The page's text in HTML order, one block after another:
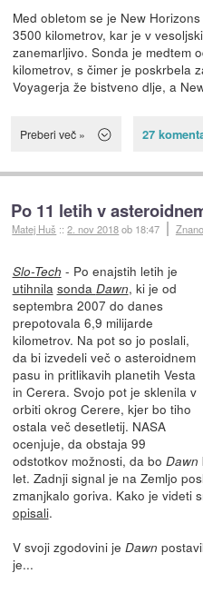
Med obletom se je New
3500 kilometrov, kar je v
zanemarljivo. Sonda je medtem
kilometrov, s čimer je poskrbela
Voyagerja že bistveno dlje, a
Preberi več » 27
Po 11 letih v
Matej Huš ::2. nov 2018ob 18:47
Slo-Tech - Po enajstih letih je
utihnila sonda Dawn, ki je od
septembra 2007 do danes
prepotovala 6,9 milijarde
kilometrov. Na pot so jo poslali,
da bi izvedeli več o asteroidnem
pasu in pritlikavih planetih Vesta
in Cerera. Svojo pot je sklenila v
orbiti okrog Cerere, kjer bo tiho
ostala več desetletij. NASA
ocenjuje, da obstaja 99
odstotkov možnosti, da bo Dawn
let. Zadnji signal je na Zemljo
zmanjkalo goriva. Kako je videti
opisali.
V svoji zgodovini je Dawn
je...